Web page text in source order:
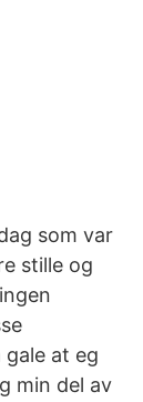
som var
stille og
gale at eg
min del av